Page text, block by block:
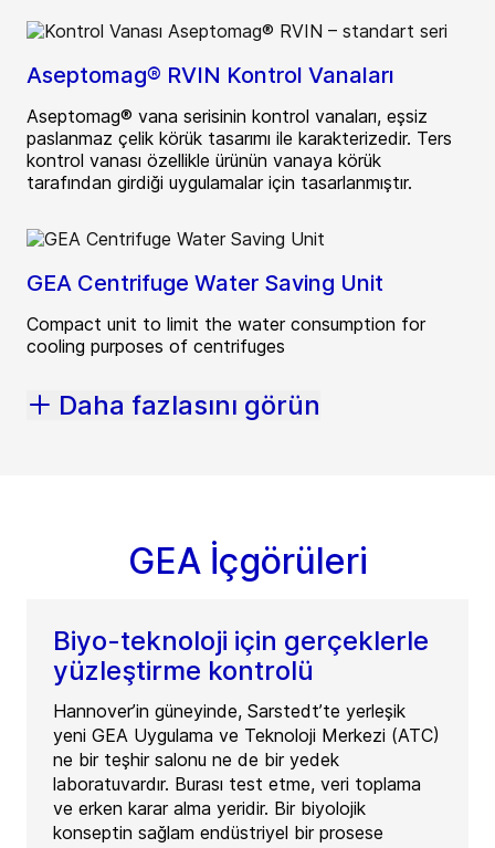
Aseptomag® RVIN Kontrol Vanaları
Aseptomag® vana serisinin kontrol vanaları, eşsiz
paslanmaz çelik körük tasarımı ile karakterizedir. Ters
kontrol vanası özellikle ürünün vanaya körük
tarafından girdiği uygulamalar için tasarlanmıştır.
GEA Centrifuge Water Saving Unit
Compact unit to limit the water consumption for
cooling purposes of centrifuges
Daha fazlasını görün
GEA İçgörüleri
Biyo-teknoloji için gerçeklerle
yüzleştirme kontrolü
Hannover’in güneyinde, Sarstedt’te yerleşik
yeni GEA Uygulama ve Teknoloji Merkezi (ATC)
ne bir teşhir salonu ne de bir yedek
laboratuvardır. Burası test etme, veri toplama
ve erken karar alma yeridir. Bir biyolojik
konseptin sağlam endüstriyel bir prosese